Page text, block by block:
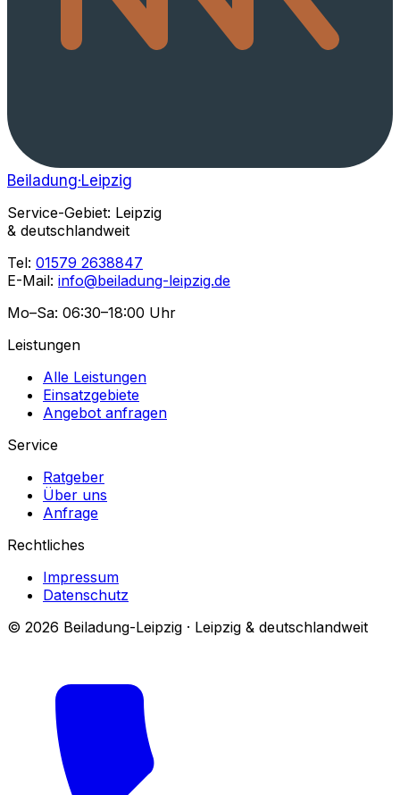
Beiladung·Leipzig
Service-Gebiet: Leipzig
& deutschlandweit
Tel: 01579 2638847
E-Mail: info@beiladung-leipzig.de
Mo–Sa: 06:30–18:00 Uhr
Leistungen
Alle Leistungen
Einsatzgebiete
Angebot anfragen
Service
Ratgeber
Über uns
Anfrage
Rechtliches
Impressum
Datenschutz
© 2026 Beiladung-Leipzig · Leipzig & deutschlandweit